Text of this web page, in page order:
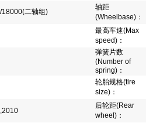
18000(二轴组)
轴距
(Wheelbase) ：
最高车速(Max
speed) ：
弹簧片数
(Number of
spring) ：
轮胎规格(tire
size) ：
后轮距(Rear
wheel) ：